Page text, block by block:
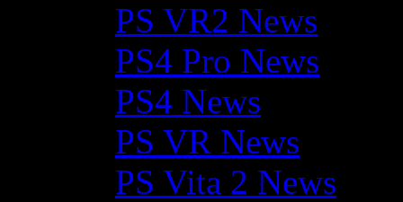
PS VR2 News
PS4 Pro News
PS4 News
PS VR News
PS Vita 2 News